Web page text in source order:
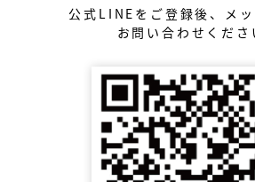
公式LINEをご登録後、メ
お問い合わせくださ